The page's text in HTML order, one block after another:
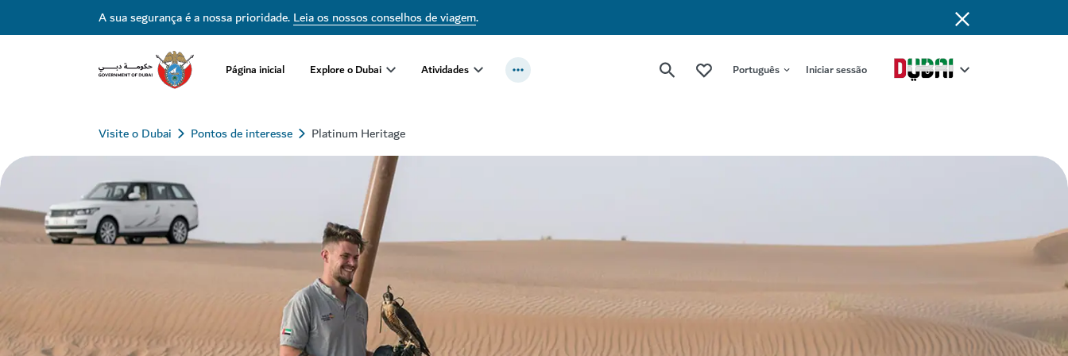
A sua segurança é a nossa prioridade.Leia os nossos conselhos de viagem.
Página inicial Explore o Dubai Atividades Português Iniciar sessão
Visite o Dubai Pontos de interesse Platinum Heritage